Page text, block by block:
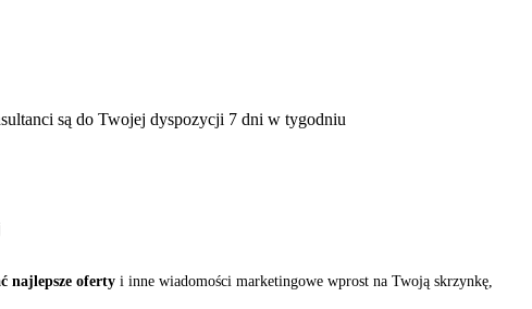
są do Twojej dyspozycji 7 dni w tygodniu
najlepsze oferty i inne wiadomości marketingowe wprost na Twoją skrzynkę,